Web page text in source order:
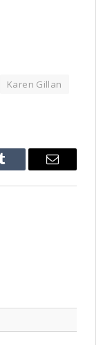
Karen Gillan
Tumblr Email